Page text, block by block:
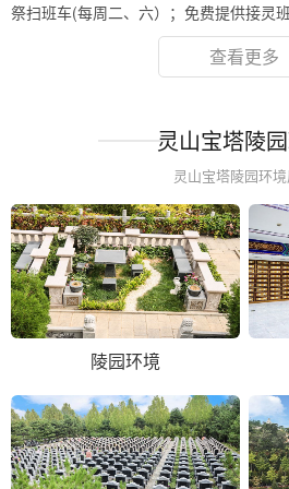
祭扫班车(每周二、六）；免费提供接灵班
查看更多
灵山宝塔陵
灵山宝塔陵园环
陵园环境